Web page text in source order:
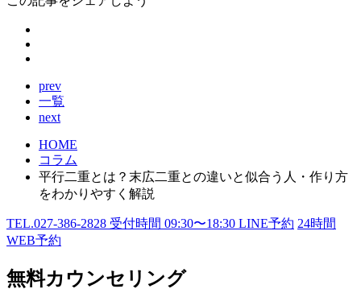
prev
一覧
next
HOME
コラム
平行二重とは？末広二重との違いと似合う人・作り方
をわかりやすく解説
TEL.027-386-2828 受付時間 09:30〜18:30 LINE予約 24時間
WEB予約
無料カウンセリング